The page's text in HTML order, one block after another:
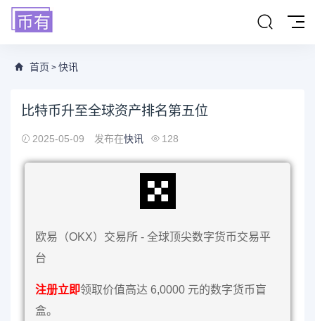
首页 > 快讯
比特币升至全球资产排名第五位
2025-05-09 发布在快讯 128
欧易（OKX）交易所 - 全球顶尖数字货币交易平
台
注册立即领取价值高达 6,0000 元的数字货币盲
盒。